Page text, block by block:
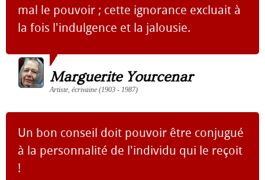
mal le pouvoir ; cette ignorance excluait à
la fois l'indulgence et la jalousie.
Marguerite Yourcenar
Artiste, écrivaine (1903 - 1987)
Un bon conseil doit pouvoir être conjugué
à la personnalité de l'individu qui le reçoit
!